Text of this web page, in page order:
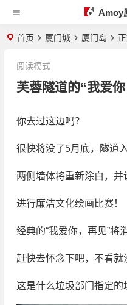
Amoy
首页 厦门城 厦门岛
芙蓉隧道的“我爱你
阅读模式
你去过这边吗？
很快将没了5月底，隧道
两侧墙体将重新涂白，并
进行廉洁文化绘画比赛！
经典的“我爱你，再见”将
赶快去怀念下吧，不看就
这是什么垃圾部门指定的